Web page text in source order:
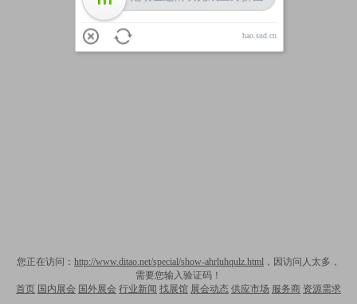
您正在访问： http://www.ditao.net/special/show-ahrluhqulz.html ，因访问人太多，
需要您输入验证码！
首页 国内展会 国外展会 行业新闻 找展馆 展会动态 供应市场 服务商 资源需求
hao.sud.cn